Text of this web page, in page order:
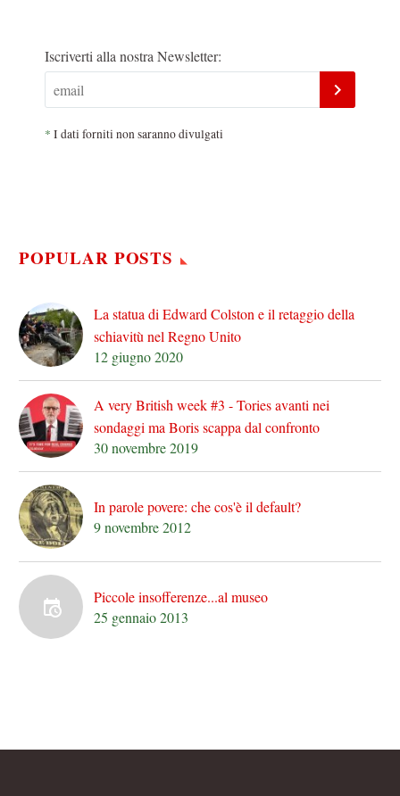
Iscriverti alla nostra Newsletter:
* I dati forniti non saranno divulgati
POPULAR POSTS
La statua di Edward Colston e il retaggio della
schiavitù nel Regno Unito
12 giugno 2020
A very British week #3 - Tories avanti nei
sondaggi ma Boris scappa dal confronto
30 novembre 2019
In parole povere: che cos'è il default?
9 novembre 2012
Piccole insofferenze...al museo
25 gennaio 2013